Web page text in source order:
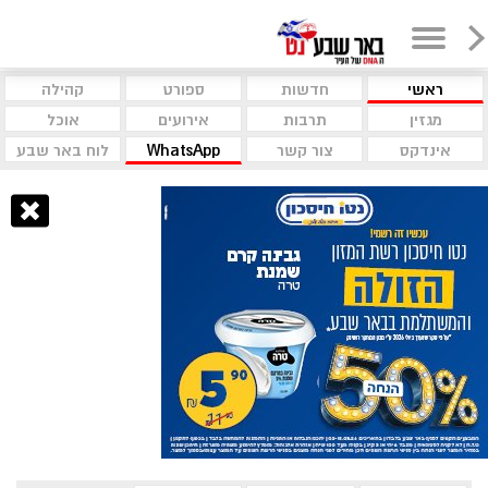
ראשי חדשות ספורט
קהילה
מגזין
תרבות אירועים
אוכל
אינדקס
צור קשר WhatsApp לוח באר שבע